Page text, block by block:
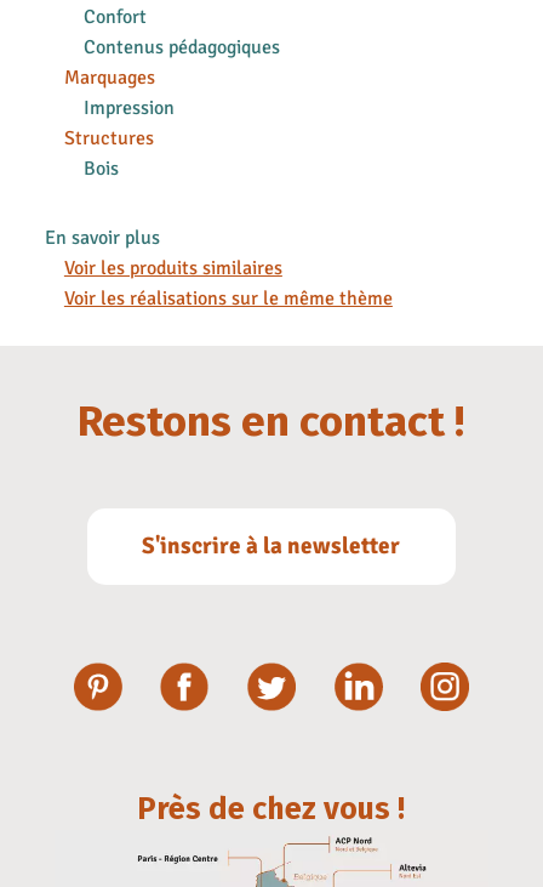
Confort
Contenus pédagogiques
Marquages
Impression
Structures
Bois
En savoir plus
Voir les produits similaires
Voir les réalisations sur le même thème
Restons en contact !
S'inscrire à la newsletter
Près de chez vous !